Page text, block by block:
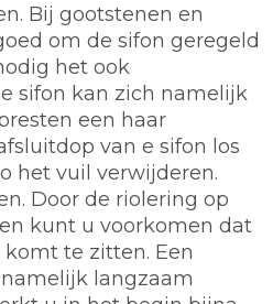
Bij gootstenen en
om de sifon geregeld
het ook
sifon kan zich namelijk
een haar
van e sifon los
het vuil verwijderen.
Door de riolering op
kunt u voorkomen dat
te zitten. Een
langzaam